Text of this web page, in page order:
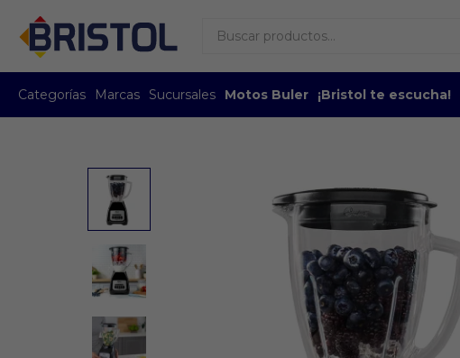
Categorías Marcas Sucursales Motos Buler ¡Bristol te escucha!